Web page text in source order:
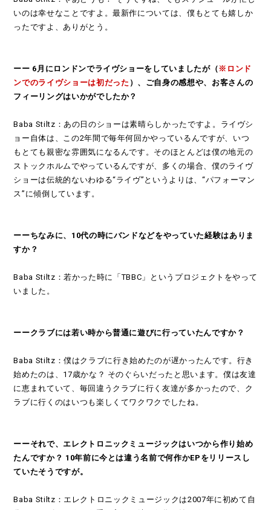
いのは幸せなことですよ。最新作については、僕もとても嬉しか
ったですよ、ありがとう。
ーー 6月にロンドンでライヴショーをしていましたが（ ※ ロンド
ンでのライヴショーは初だった ）、ご自身の感想や、お客さんの
フィーリングはいかがでしたか？
Baba Stiltz：あの日のショーは素晴らしかったですよ。ライヴシ
ョー自体は、この2年間で毎年何回かやっているんですが、いつ
もとても親密な雰囲気になるんです。そのほとんどは僕の地元の
ストックホルムでやっているんですが、多くの場合、僕のライヴ
ショーは伝統的ないわゆる“ライヴ”というよりは、“パフォーマン
ス”に傾倒しています。
ーーちなみに、10代の時にバンドなどをやっていた経験はありま
すか？
Baba Stiltz：若かった時に「TBBC」というプロジェクトをやって
いました。
ーークラブには若い時から普通に遊びに行っていたんですか？
Baba Stiltz：僕はクラブに行き始めたのが遅かったんです。行き
始めたのは、17歳かな？ そのぐらいだったと思います。僕は友達
に恵まれていて、毎回違うクラブに行く友達が多かったので、ク
ラブに行くのはいつも楽しくてワクワクでしたね。
ーーそれで、エレクトロニックミュージックはいつから作り始め
たんですか？ 10年前に今とは違う名前で何作かEPをリリースし
ていたそうですが。
Baba Stiltz：エレクトロニックミュージックは2007年に初めて自